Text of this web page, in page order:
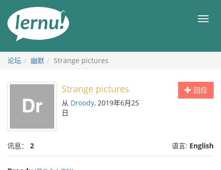
目
论坛 幽默 Strange pictures
回应
Strange pictures
从 Droody, 2019年6月25
日
讯息： 2 语言: English